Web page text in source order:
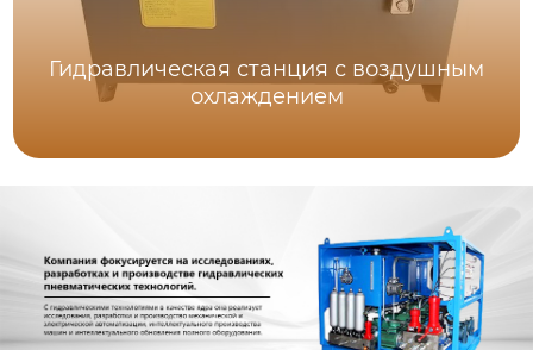
Гидравлическая станция с воздушным
охлаждением